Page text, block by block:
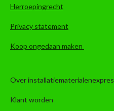
Herroepingrecht
Privacy statement
Koop ongedaan maken
Over installatiematerialenexpres
Klant worden